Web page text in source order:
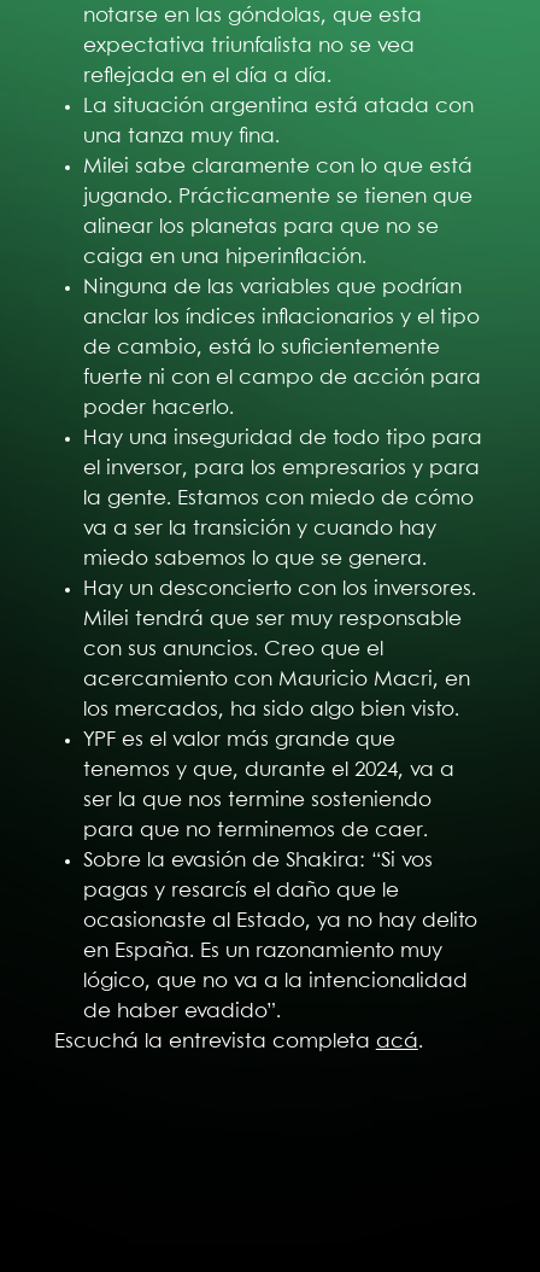
notarse en las góndolas, que esta
expectativa triunfalista no se vea
reflejada en el día a día.
La situación argentina está atada con
una tanza muy fina.
Milei sabe claramente con lo que está
jugando. Prácticamente se tienen que
alinear los planetas para que no se
caiga en una hiperinflación.
Ninguna de las variables que podrían
anclar los índices inflacionarios y el tipo
de cambio, está lo suficientemente
fuerte ni con el campo de acción para
poder hacerlo.
Hay una inseguridad de todo tipo para
el inversor, para los empresarios y para
la gente. Estamos con miedo de cómo
va a ser la transición y cuando hay
miedo sabemos lo que se genera.
Hay un desconcierto con los inversores.
Milei tendrá que ser muy responsable
con sus anuncios. Creo que el
acercamiento con Mauricio Macri, en
los mercados, ha sido algo bien visto.
YPF es el valor más grande que
tenemos y que, durante el 2024, va a
ser la que nos termine sosteniendo
para que no terminemos de caer.
Sobre la evasión de Shakira: “Si vos
pagas y resarcís el daño que le
ocasionaste al Estado, ya no hay delito
en España. Es un razonamiento muy
lógico, que no va a la intencionalidad
de haber evadido”.
Escuchá la entrevista completa acá.